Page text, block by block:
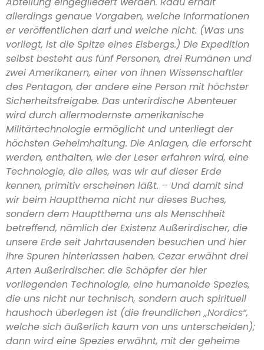
allerdings genaue Vorgaben, welche Informationen
er veröffentlichen darf und welche nicht. (Was uns
vorliegt, ist die Spitze eines Eisbergs.) Die Expedition
selbst besteht aus fünf Personen, drei Rumänen und
zwei Amerikanern, einer von ihnen Wissenschaftler
des Pentagon, der andere eine Person mit höchster
Sicherheitsfreigabe. Das unterirdische Abenteuer
wird durch allermodernste amerikanische
Militärtechnologie ermöglicht und unterliegt der
höchsten Geheimhaltung. Die Anlagen, die erforscht
werden, enthalten, wie der Leser erfahren wird, eine
Technologie, die alles, was wir auf dieser Erde
kennen, primitiv erscheinen läßt. – Und damit sind
wir beim Hauptthema nicht nur dieses Buches,
sondern dem Hauptthema uns als Menschheit
betreffend, nämlich der Existenz Außerirdischer, die
unsere Erde seit Jahrtausenden besuchen und hier
ihre Spuren hinterlassen haben. Cezar erwähnt drei
Arten Außerirdischer: die Schöpfer der hier
vorliegenden Technologie, eine humanoide Spezies,
die uns nicht nur technisch, sondern auch spirituell
haushoch überlegen ist (die freundlichen „Nordics“,
welche sich äußerlich kaum von uns unterscheiden);
dann wird eine Spezies erwähnt, mit der geheime